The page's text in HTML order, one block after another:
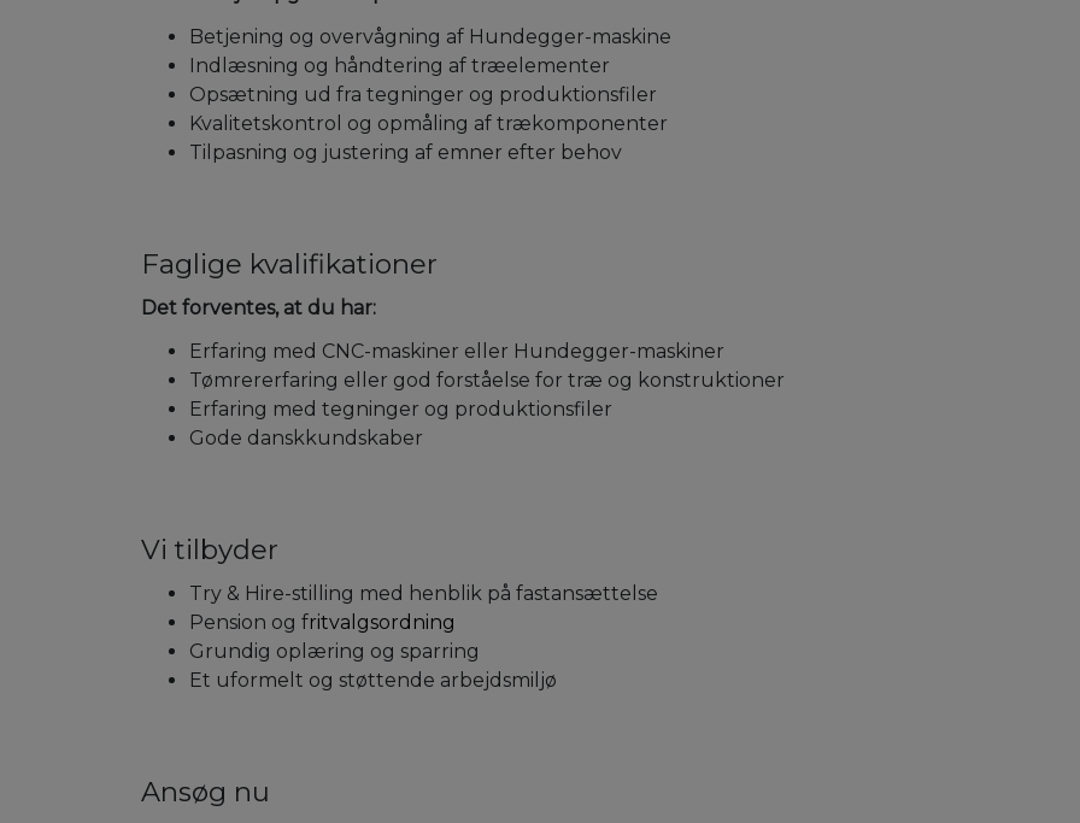
Betjening og overvågning af Hundegger-maskine
Indlæsning og håndtering af træelementer
Opsætning ud fra tegninger og produktionsfiler
Kvalitetskontrol og opmåling af trækomponenter
Tilpasning og justering af emner efter behov
Faglige kvalifikationer
Det forventes, at du har:
Erfaring med CNC-maskiner eller Hundegger-maskiner
Tømrererfaring eller god forståelse for træ og konstruktioner
Erfaring med tegninger og produktionsfiler
Gode danskkundskaber
Vi tilbyder
Try & Hire-stilling med henblik på fastansættelse
Pension og fritvalgsordning
Grundig oplæring og sparring
Et uformelt og støttende arbejdsmiljø
Ansøg nu